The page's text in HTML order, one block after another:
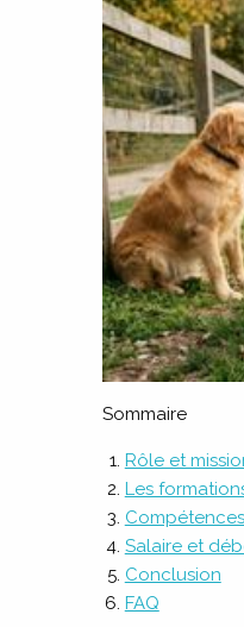
Sommaire
Rôle et
Les
Salaire et
Conclusion
FAQ